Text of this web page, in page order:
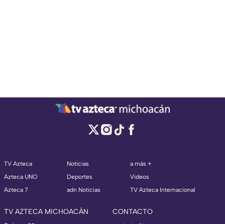
TV Azteca
Azteca UNO
Azteca 7
Noticias
Deportes
adn Noticias
a más +
Videos
TV Azteca Internacional
TV AZTECA MICHOACÁN CONTACTO